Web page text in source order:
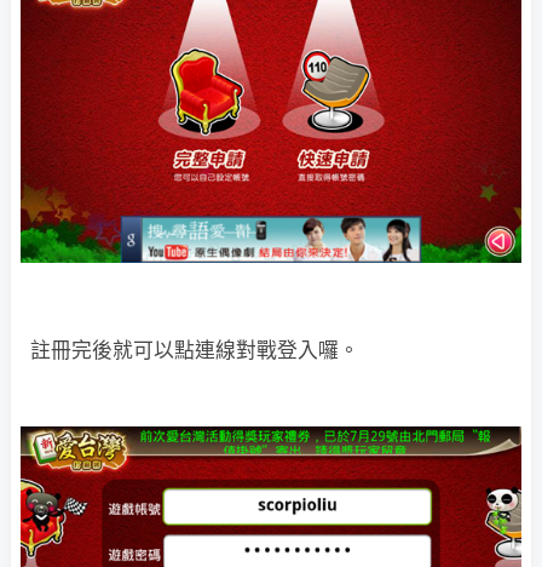
註冊完後就可以點連線對戰登入囉。